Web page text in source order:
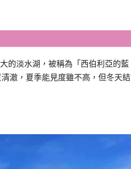
的淡水湖，被稱為「西伯利亞的藍
澈，夏季能見度雖不高，但冬天結